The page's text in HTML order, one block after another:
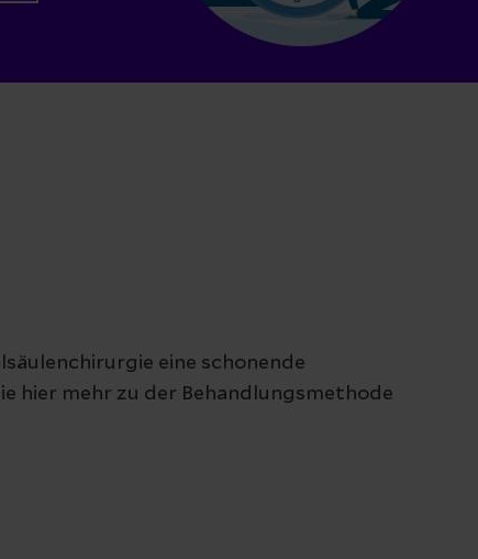
eine schonende
hier mehr zu der Behandlungsmethode